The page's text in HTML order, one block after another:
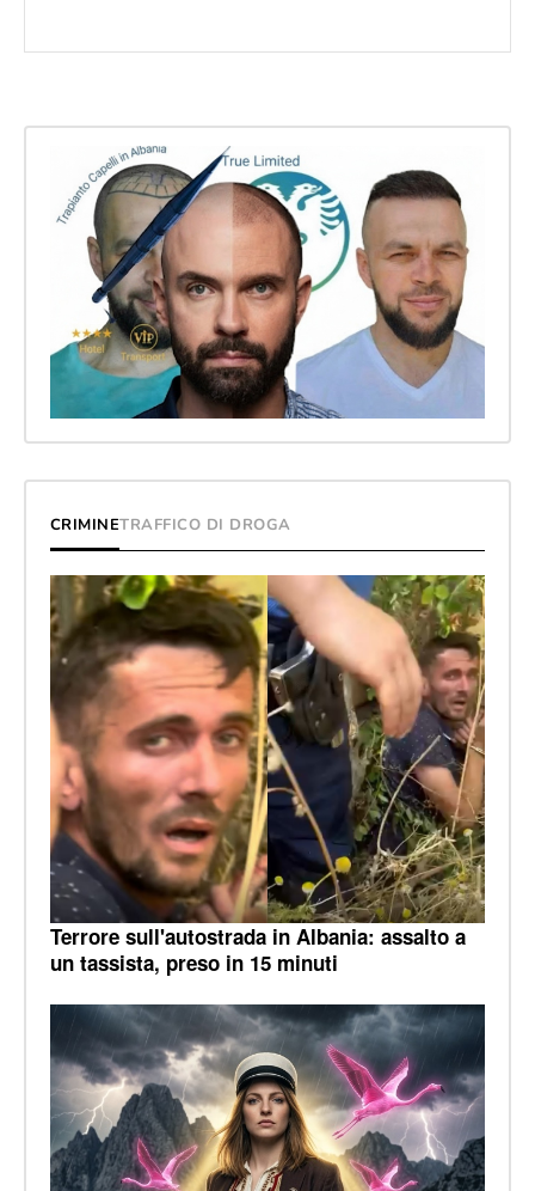
CRIMINETRAFFICO DI DROGA
Terrore sull'autostrada in Albania: assalto a
un tassista, preso in 15 minuti